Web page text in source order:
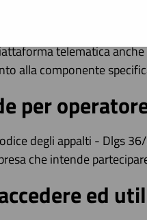
(software e
digitale nel rispetto
telematica
alla componente
per
degli appalti - Dlgs
che intende
ed